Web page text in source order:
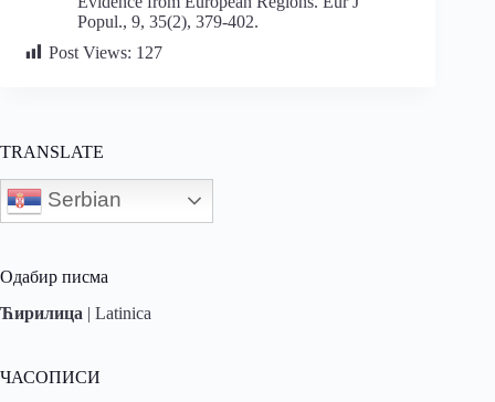
Popul., 9, 35(2), 379-402.
Post Views: 127
TRANSLATE
Serbian
Одабир писма
Ћирилица | Latinica
ЧАСОПИСИ